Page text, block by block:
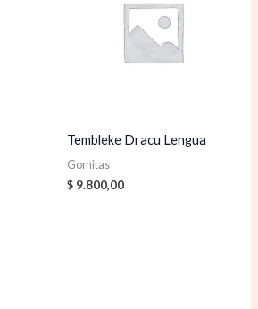
Tembleke Dracu Lengua
Gomitas
$ 9.800,00